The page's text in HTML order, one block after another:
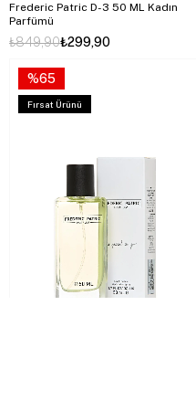
Frederic Patric D-3 50 ML Kadın
Parfümü
₺299,90
₺849,90
%65
Fırsat Ürünü